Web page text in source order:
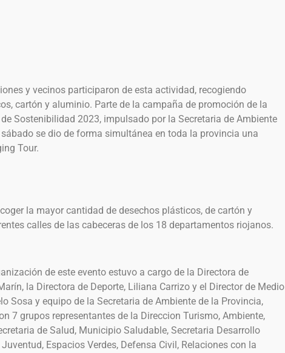
y vecinos participaron de esta actividad, recogiendo
cartón y aluminio. Parte de la campaña de promoción de la
Sostenibilidad 2023, impulsado por la Secretaria de Ambiente
sábado se dio de forma simultánea en toda la provincia una
Tour.
la mayor cantidad de desechos plásticos, de cartón y
calles de las cabeceras de los 18 departamentos riojanos.
de este evento estuvo a cargo de la Directora de
la Directora de Deporte, Liliana Carrizo y el Director de Medio
Sosa y equipo de la Secretaria de Ambiente de la Provincia,
7 grupos representantes de la Direccion Turismo, Ambiente,
de Salud, Municipio Saludable, Secretaria Desarrollo
Espacios Verdes, Defensa Civil, Relaciones con la